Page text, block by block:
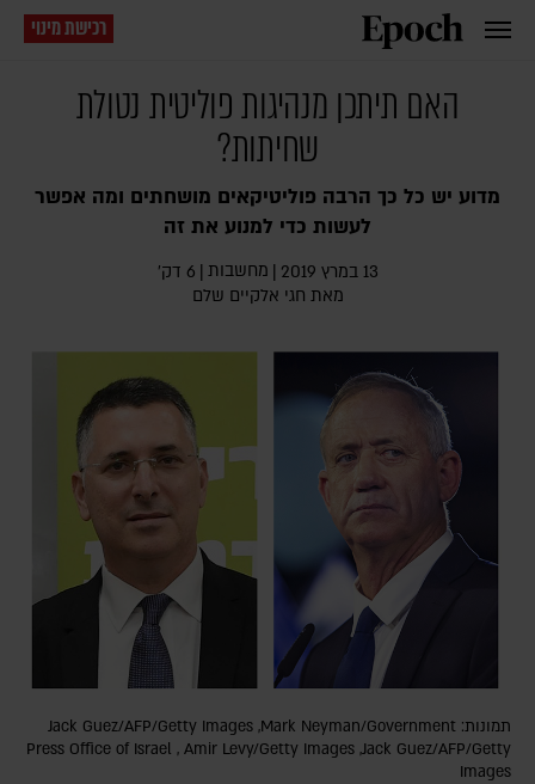
רכישת מינוי
האם תיתכן מנהיגות פוליטית נטולת
שחיתות?
מדוע יש כל כך הרבה פוליטיקאים מושחתים ומה אפשר
לעשות כדי למנוע את זה
13 במרץ 2019 | מחשבות | 6 דק׳
מאת חגי אלקיים שלם
תמונות: Jack Guez/AFP/Getty Images ,Mark Neyman/Government
Press Office of Israel , Amir Levy/Getty Images ,Jack Guez/AFP/Getty
Images